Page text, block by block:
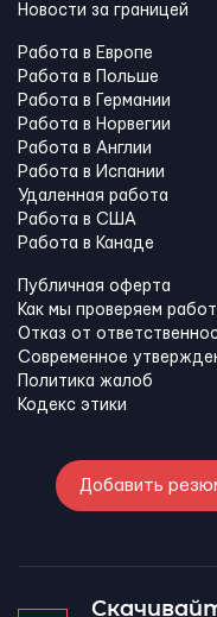
Новости за границей
Работа в Европе
Работа в Польше
Работа в Германии
Работа в Норвегии
Работа в Англии
Работа в Испании
Удаленная работа
Работа в США
Работа в Канадe
Публичная оферта
Как мы проверяем
Отказ от
Современное
Политика жалоб
Кодекс этики
Добавить